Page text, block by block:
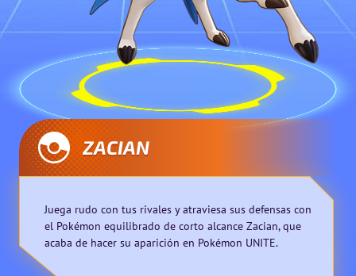
ZACIAN
Juega rudo con tus rivales y atraviesa sus defensas con
el Pokémon equilibrado de corto alcance Zacian, que
acaba de hacer su aparición en Pokémon UNITE.